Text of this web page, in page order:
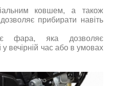
ковшем, а також
прибирати навіть
фара, яка дозволяє
вечірній час або в умовах